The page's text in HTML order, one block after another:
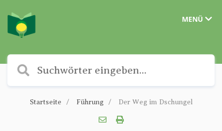
MENÜ
Startseite Führung Der Weg im Dschungel